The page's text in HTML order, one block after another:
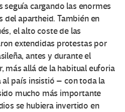
cargando las enormes
del apartheid. También en
el alto coste de las
extendidas protestas por
antes y durante el
más allá de la habitual euforia
país insistió – con toda la
mucho más importante
se hubiera invertido en